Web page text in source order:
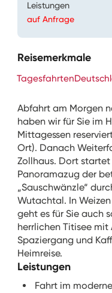
Leistungen
auf Anfrage
Reisemerkmale
Tagesfahrten
Abfahrt am Morgen
haben wir für Sie im
Mittagessen
Ort). Danach
Zollhaus. Dort
Panoramazug der
„Sauschwänzle“
Wutachtal. In
geht es für Sie auch
herrlichen Titisee
Spaziergang und
Heimreise.
Leistungen
Fahrt im